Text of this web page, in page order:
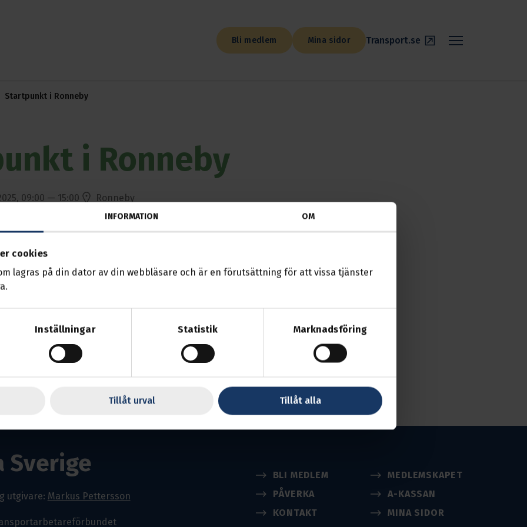
INFORMATION OM
cookies
lagras på din dator av din webbläsare och är en förutsättning för att vissa tjänster
Inställningar Statistik Marknadsföring
Tillåt urval Tillåt alla
Bli medlem Mina sidor Transport.se
Startpunkt i Ronneby
i Ronneby
09:00 — 15:00 Ronneby
introduktionsutbildning i Ronneby.
potentiella medlemmar är välkomna.
välkommen att ringa oss på tfn: 010-480 30 51 eller skicka ett
Sverige
utgivare: Markus Pettersson
BLI MEDLEM
MEDLEMSKAPET
PÅVERKA
A-KASSAN
KONTAKT
MINA SIDOR